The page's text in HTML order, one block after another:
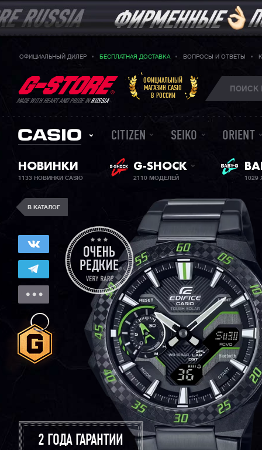
ОФИЦИАЛЬНЫЙ ДИЛЕР БЕСПЛАТНАЯ ДОСТАВКА ВОПРОСЫ И ОТВЕТЫ
MADE WITH HEART AND PRIDE INRUSSIA
ОФИЦИАЛЬНЫЙ
МАГАЗИН CASIO
В РОССИИ
CITIZEN SEIKO ORIENT
НОВИНКИ
1133 НОВИНКИ CASIO
G-SHOCK
2110 МОДЕЛЕЙ 1029
В КАТАЛОГ
2 ГОДА ГАРАНТИИ